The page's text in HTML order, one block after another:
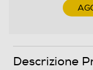
Potenza MIN
Potenza MAX
Descrizione